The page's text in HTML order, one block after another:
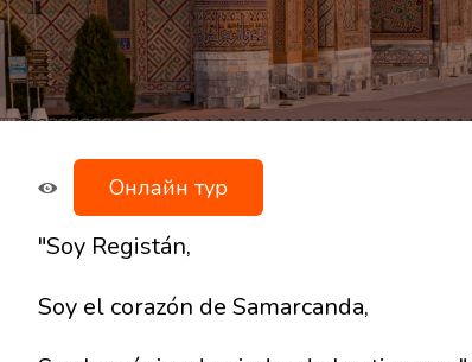
"Soy Registán,
Soy el corazón de Samarcanda,
Онлайн тур